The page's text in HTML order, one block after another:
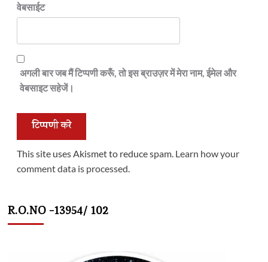
वेबसाईट
अगली बार जब मैं टिप्पणी करूँ, तो इस ब्राउज़र में मेरा नाम, ईमेल और
वेबसाइट सहेजें।
This site uses Akismet to reduce spam. Learn how your
comment data is processed.
R.O.NO -13954/ 102